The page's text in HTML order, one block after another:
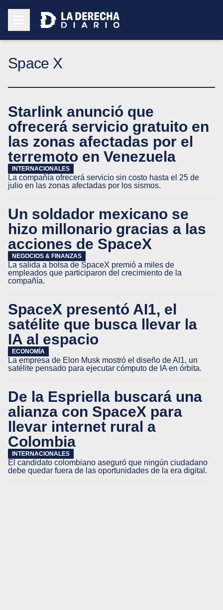
Space X
Starlink anunció que
ofrecerá servicio gratuito en
las zonas afectadas por el
terremoto en Venezuela
INTERNACIONALES
La compañía ofrecerá servicio sin costo hasta el 25 de
julio en las zonas afectadas por los sismos.
Un soldador mexicano se
hizo millonario gracias a las
acciones de SpaceX
NEGOCIOS & FINANZAS
La salida a bolsa de SpaceX premió a miles de
empleados que participaron del crecimiento de la
compañía.
SpaceX presentó AI1, el
satélite que busca llevar la
IA al espacio
ECONOMÍA
La empresa de Elon Musk mostró el diseño de AI1, un
satélite pensado para ejecutar cómputo de IA en órbita.
De la Espriella buscará una
alianza con SpaceX para
llevar internet rural a
Colombia
INTERNACIONALES
El candidato colombiano aseguró que ningún ciudadano
debe quedar fuera de las oportunidades de la era digital.